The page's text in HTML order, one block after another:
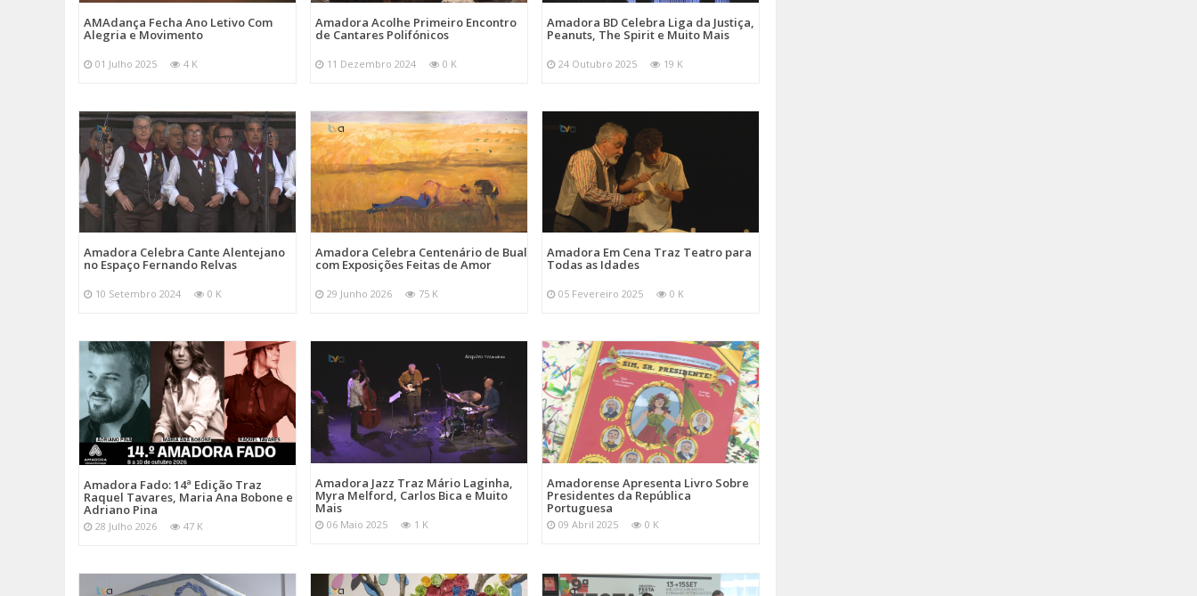
AMAdança Fecha Ano Letivo Com
Alegria e Movimento
01 Julho 2025 4 K
Amadora Acolhe Primeiro Encontro
de Cantares Polifónicos
11 Dezembro 2024 0 K
Amadora BD Celebra Liga da Justiça,
Peanuts, The Spirit e Muito Mais
24 Outubro 2025 19 K
Amadora Celebra Cante Alentejano
no Espaço Fernando Relvas
10 Setembro 2024 0 K
Amadora Celebra Centenário de Bual
com Exposições Feitas de Amor
29 Junho 2026 75 K
Amadora Em Cena Traz Teatro para
Todas as Idades
05 Fevereiro 2025 0 K
Amadora Fado: 14ª Edição Traz
Raquel Tavares, Maria Ana Bobone e
Adriano Pina
28 Julho 2026 47 K
Amadora Jazz Traz Mário Laginha,
Myra Melford, Carlos Bica e Muito
Mais
06 Maio 2025 1 K
Amadorense Apresenta Livro Sobre
Presidentes da República
Portuguesa
09 Abril 2025 0 K